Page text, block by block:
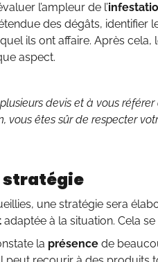
l’ampleur de l’
des dégâts, identifier
ils ont affaire. Après
aspect.
devis et à vous
vous êtes sûr de respecter
stratégie
une stratégie sera
adaptée à la situation. Cela
la présence de